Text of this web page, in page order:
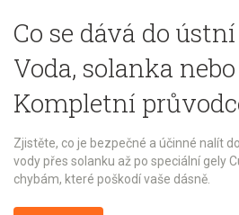
Co se dává do
Voda, solanka
Kompletní
Zjistěte, co je bezpečné a účinné nalít
vody přes solanku až po speciální gely
chybám, které poškodí vaše dásně.